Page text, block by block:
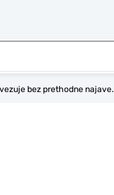
bez prethodne najave.